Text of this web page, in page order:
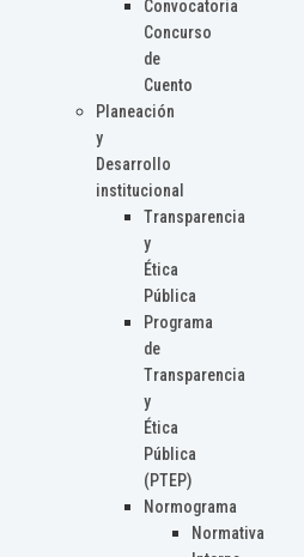
Convocatoria
Concurso
de
Cuento
Planeación
y
Desarrollo
institucional
Transparencia
y
Ética
Pública
Programa
de
Transparencia
y
Ética
Pública
(PTEP)
Normograma
Normativa